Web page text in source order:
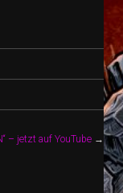
– jetzt auf YouTube →